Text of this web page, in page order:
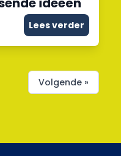
Lees verder
Volgende »